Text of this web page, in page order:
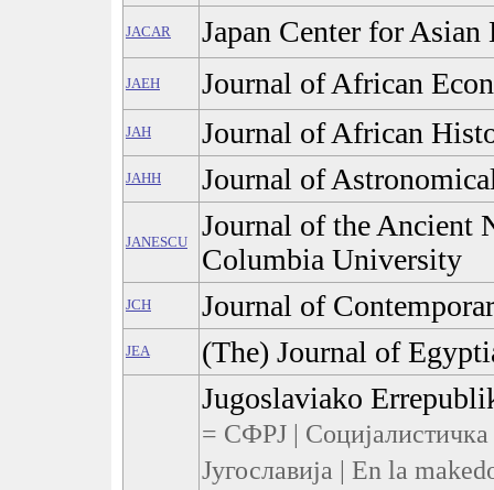
JACAR Japan Center for
JAEH Journal of African
JAH Journal of African
JAHH Journal of
JANESCU
Journal of the Ancient
Columbia University
JCH Journal of
JEA
(The) Journal of
Jugoslaviako
= СФРЈ |
Југославија | En la